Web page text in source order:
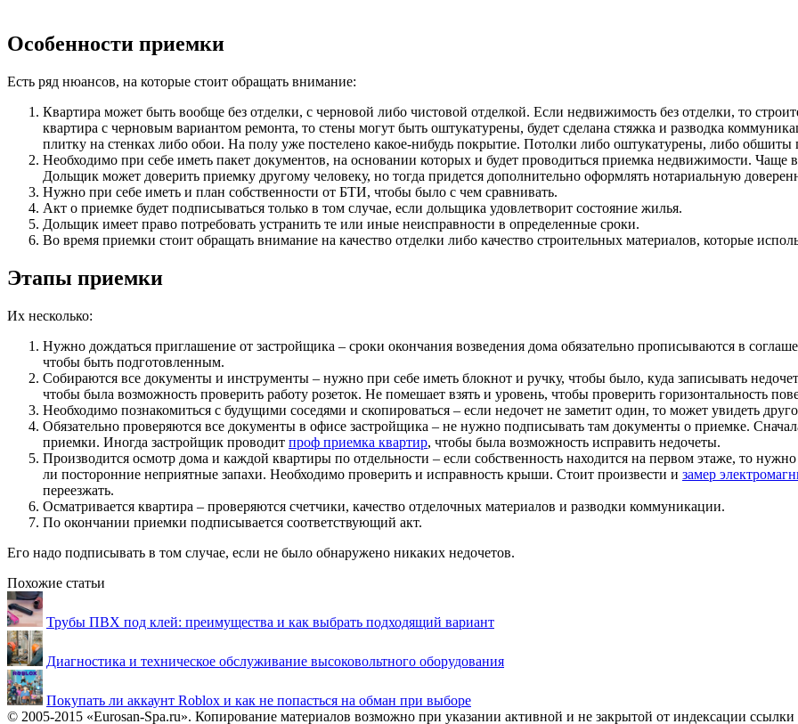
Особенности приемки
Есть ряд нюансов, на которые стоит обращать внимание:
Квартира может быть вообще без отделки, с черновой либо чистовой отделкой. Если недвижимость без отделки, то
квартира с черновым вариантом ремонта, то стены могут быть оштукатурены, будет сделана стяжка и разводка
плитку на стенках либо обои. На полу уже постелено какое-нибудь покрытие. Потолки либо оштукатурены, либо обшиты
Необходимо при себе иметь пакет документов, на основании которых и будет проводиться приемка недвижимости. Чаще
Дольщик может доверить приемку другому человеку, но тогда придется дополнительно оформлять нотариальную
Нужно при себе иметь и план собственности от БТИ, чтобы было с чем сравнивать.
Акт о приемке будет подписываться только в том случае, если дольщика удовлетворит состояние жилья.
Дольщик имеет право потребовать устранить те или иные неисправности в определенные сроки.
Во время приемки стоит обращать внимание на качество отделки либо качество строительных материалов, которые
Этапы приемки
Их несколько:
Нужно дождаться приглашение от застройщика – сроки окончания возведения дома обязательно прописываются в
чтобы быть подготовленным.
Собираются все документы и инструменты – нужно при себе иметь блокнот и ручку, чтобы было, куда записывать
чтобы была возможность проверить работу розеток. Не помешает взять и уровень, чтобы проверить горизонтальность
Необходимо познакомиться с будущими соседями и скопироваться – если недочет не заметит один, то может увидеть
Обязательно проверяются все документы в офисе застройщика – не нужно подписывать там документы о приемке.
приемки. Иногда застройщик проводит проф приемка квартир, чтобы была возможность исправить недочеты.
Производится осмотр дома и каждой квартиры по отдельности – если собственность находится на первом этаже, то
ли посторонние неприятные запахи. Необходимо проверить и исправность крыши. Стоит произвести и замер
переезжать.
Осматривается квартира – проверяются счетчики, качество отделочных материалов и разводки коммуникации.
По окончании приемки подписывается соответствующий акт.
Его надо подписывать в том случае, если не было обнаружено никаких недочетов.
Похожие статьи
Трубы ПВХ под клей: преимущества и как выбрать подходящий вариант
Диагностика и техническое обслуживание высоковольтного оборудования
Покупать ли аккаунт Roblox и как не попасться на обман при выборе
© 2005-2015 «Eurosan-Spa.ru». Копирование материалов возможно при указании активной и не закрытой от индексации ссылки